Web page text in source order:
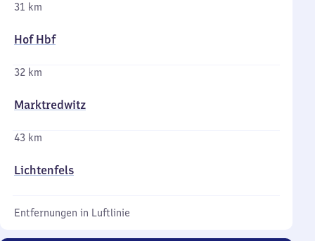
31 km
Hof Hbf
32 km
Marktredwitz
43 km
Lichtenfels
Entfernungen in Luftlinie